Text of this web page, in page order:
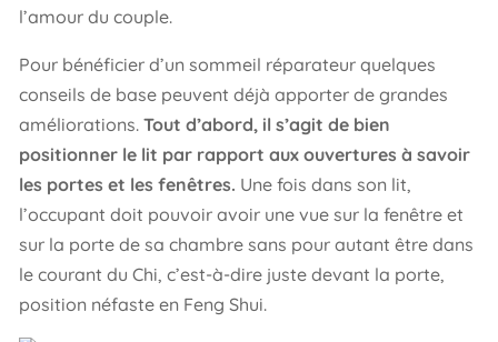
l’amour du couple.
Pour bénéficier d’un sommeil réparateur quelques
conseils de base peuvent déjà apporter de grandes
améliorations. Tout d’abord, il s’agit de bien
positionner le lit par rapport aux ouvertures à savoir
les portes et les fenêtres. Une fois dans son lit,
l’occupant doit pouvoir avoir une vue sur la fenêtre et
sur la porte de sa chambre sans pour autant être dans
le courant du Chi, c’est-à-dire juste devant la porte,
position néfaste en Feng Shui.